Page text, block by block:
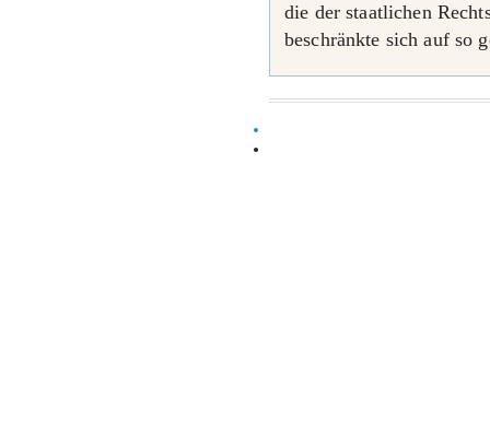
die der staatlichen
beschränkte sich auf so